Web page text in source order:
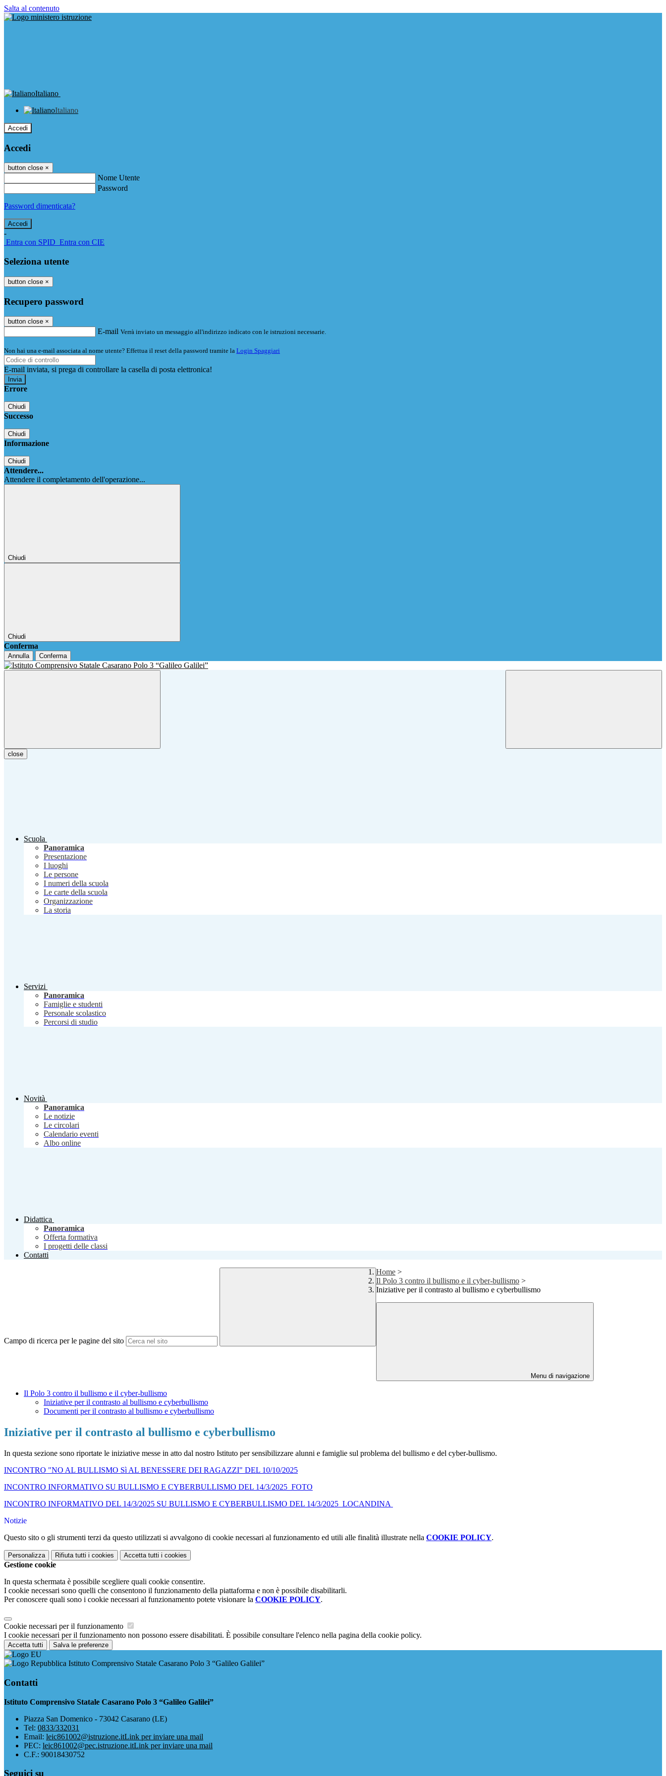
Salta al contenuto
Italiano
Italiano
Accedi
Accedi
button close ×
Nome Utente
Password
Password dimenticata?
-
Entra con SPID Entra con CIE
Seleziona utente
button close ×
Recupero password
button close ×
E-mail Verrà inviato un messaggio all'indirizzo indicato con le istruzioni necessarie.
Non hai una e-mail associata al nome utente? Effettua il reset della password tramite la Login Spaggiari
E-mail inviata, si prega di controllare la casella di posta elettronica!
Errore
Chiudi
Successo
Chiudi
Informazione
Chiudi
Attendere...
Attendere il completamento dell'operazione...
Chiudi
Chiudi
Conferma
Annulla Conferma
close
Scuola
Panoramica
Presentazione
I luoghi
Le persone
I numeri della scuola
Le carte della scuola
Organizzazione
La storia
Servizi
Panoramica
Famiglie e studenti
Personale scolastico
Percorsi di studio
Novità
Panoramica
Le notizie
Le circolari
Calendario eventi
Albo online
Didattica
Panoramica
Offerta formativa
I progetti delle classi
Contatti
Campo di ricerca per le pagine del sito
Home >
Il Polo 3 contro il bullismo e il cyber-bullismo >
Iniziative per il contrasto al bullismo e cyberbullismo
Menu di navigazione
Il Polo 3 contro il bullismo e il cyber-bullismo
Iniziative per il contrasto al bullismo e cyberbullismo
Documenti per il contrasto al bullismo e cyberbullismo
Iniziative per il contrasto al bullismo e cyberbullismo
In questa sezione sono riportate le iniziative messe in atto dal nostro Istituto per sensibilizzare alunni e famiglie sul problema del bullismo e del cyber-bullismo.
INCONTRO "NO AL BULLISMO Sì AL BENESSERE DEI RAGAZZI" DEL 10/10/2025
INCONTRO INFORMATIVO SU BULLISMO E CYBERBULLISMO DEL 14/3/2025 _FOTO
INCONTRO INFORMATIVO DEL 14/3/2025 SU BULLISMO E CYBERBULLISMO DEL 14/3/2025 _LOCANDINA
Notizie
Questo sito o gli strumenti terzi da questo utilizzati si avvalgono di cookie necessari al funzionamento ed utili alle finalità illustrate nella COOKIE POLICY.
Personalizza Rifiuta tutti i cookies Accetta tutti i cookies
Gestione cookie
In questa schermata è possibile scegliere quali cookie consentire.
I cookie necessari sono quelli che consentono il funzionamento della piattaforma e non è possibile disabilitarli.
Per conoscere quali sono i cookie necessari al funzionamento potete visionare la COOKIE POLICY.
Cookie necessari per il funzionamento
I cookie necessari per il funzionamento non possono essere disabilitati. È possibile consultare l'elenco nella pagina della cookie policy.
Accetta tutti Salva le preferenze
Istituto Comprensivo Statale Casarano Polo 3 “Galileo Galilei”
Contatti
Istituto Comprensivo Statale Casarano Polo 3 “Galileo Galilei”
Piazza San Domenico - 73042 Casarano (LE)
Tel: 0833/332031
Email: leic861002@istruzione.itLink per inviare una mail
PEC: leic861002@pec.istruzione.itLink per inviare una mail
C.F.: 90018430752
Seguici su